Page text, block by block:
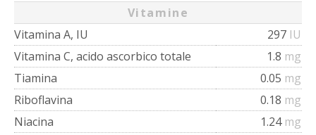
Vitamine
Vitamina A, IU
297 IU
Vitamina C, acido ascorbico totale
1.8 mg
Tiamina
0.05 mg
Riboflavina
0.18 mg
Niacina
1.24 mg